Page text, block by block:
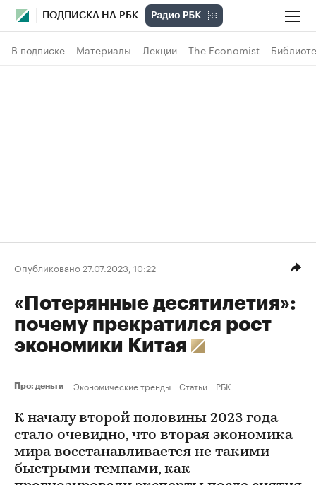
ПОДПИСКА НА РБК
В подписке Материалы Лекции The Economist
Опубликовано 27.07.2023, 10:22
«Потерянные десятилетия»:
почему прекратился рост
экономики Китая
Про: деньги Экономические тренды Статьи РБК
К началу второй половины 2023 года
стало очевидно, что вторая экономика
мира восстанавливается не такими
быстрыми темпами, как